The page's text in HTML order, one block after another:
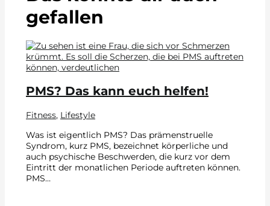
gefallen
PMS? Das kann euch helfen!
Fitness, Lifestyle
Was ist eigentlich PMS? Das prämenstruelle
Syndrom, kurz PMS, bezeichnet körperliche und
auch psychische Beschwerden, die kurz vor dem
Eintritt der monatlichen Periode auftreten können.
PMS…